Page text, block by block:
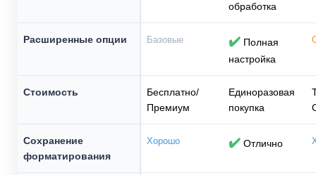
обработка
Расширенные опции Базовые ✔️ Полная
настройка
Стоимость
Бесплатно/
Премиум
Единоразовая
покупка
Сохранение
форматирования
Хорошо ✔️ Отлично